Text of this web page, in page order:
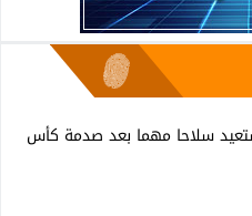
سلاحا مهما بعد صدمة كأس